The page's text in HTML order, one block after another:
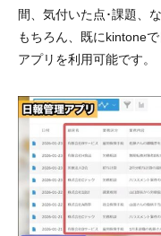
間、気付いた点･課題、
もちろん、既にkintone
アプリを利用可能です。